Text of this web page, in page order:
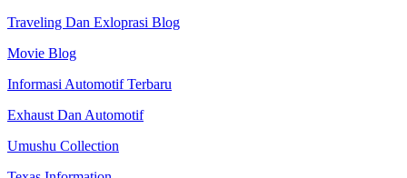
Traveling Dan Exloprasi Blog
Movie Blog
Informasi Automotif Terbaru
Exhaust Dan Automotif
Umushu Collection